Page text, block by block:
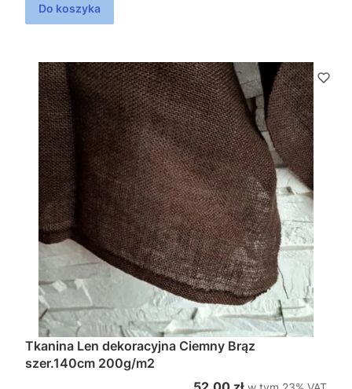
Do koszyka
Tkanina Len dekoracyjna Ciemny Brąz
szer.140cm 200g/m2
Cena bruttow tym %s VAT